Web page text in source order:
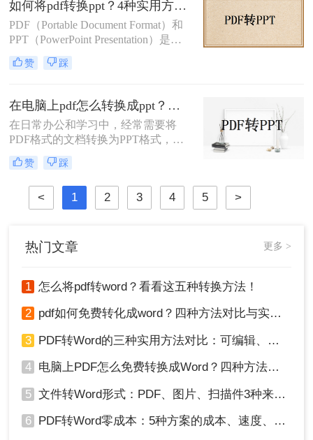
如何将pdf转换ppt？4种实用方法解析！
PDF（Portable Document Format）和
PPT（PowerPoint Presentation）是两
种常见的文件格式，分别用于文档存
储和演示文稿制作。在某些情况下，
式，以便在演示文稿中使用或进行进
一步编辑。那么如何将pdf转换ppt
呢？本文将详细介绍几种将PDF转换
为PPT的方法，帮助您高效地完成这
一任务。
赞 踩
在电脑上pdf怎么转换成ppt？三招助你速转文档格式！
在日常办公和学习中，经常需要将
PDF格式的文档转换为PPT格式，以
便进行演示和讲解。那么在电脑上pdf
怎么转换成ppt呢？本文将介绍三种将
PDF转换成PPT的高效方法。
赞 踩
< 1 2 3 4 5 >
热门文章 更多 >
1 怎么将pdf转word？看看这五种转换方法！
2 pdf如何免费转化成word？四种方法对比与实操指南（附详细表格）
3 PDF转Word的三种实用方法对比：可编辑、保格式、避风险！
4 电脑上PDF怎么免费转换成Word？四种方法对比与实操指南（附详细表格）!
5 文件转Word形式：PDF、图片、扫描件3种来源分别怎么处理！
6 PDF转Word零成本：5种方案的成本、速度、精度对比！